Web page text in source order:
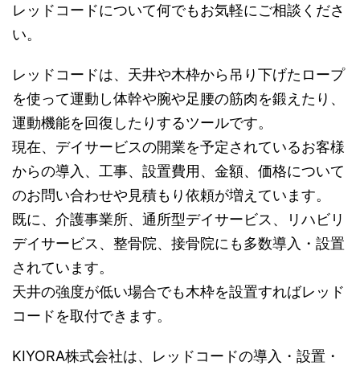
レッドコードについて何でもお気軽にご相談くださ
い。
レッドコードは、天井や木枠から吊り下げたロープ
を使って運動し体幹や腕や足腰の筋肉を鍛えたり、
運動機能を回復したりするツールです。
現在、デイサービスの開業を予定されているお客様
からの導入、工事、設置費用、金額、価格について
のお問い合わせや見積もり依頼が増えています。
既に、介護事業所、通所型デイサービス、リハビリ
デイサービス、整骨院、接骨院にも多数導入・設置
されています。
天井の強度が低い場合でも木枠を設置すればレッド
コードを取付できます。
KIYORA株式会社は、レッドコードの導入・設置・